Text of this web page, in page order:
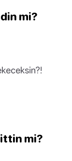
mi?
mi?